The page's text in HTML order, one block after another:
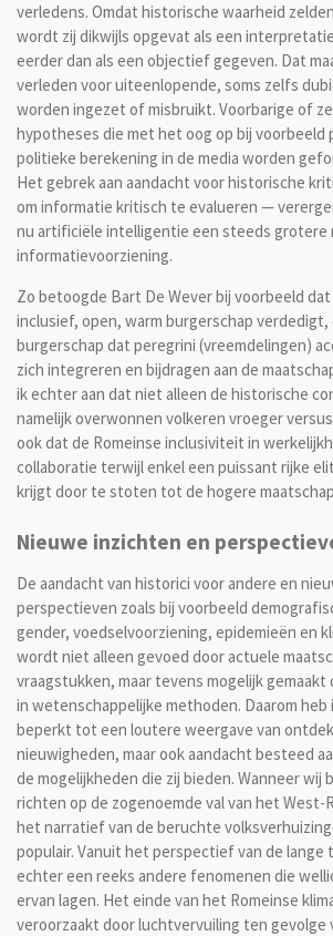
verledens. Omdat historische waarheid
wordt zij dikwijls opgevat als een
eerder dan als een objectief gegeven. Dat
verleden voor uiteenlopende, soms zelfs
worden ingezet of misbruikt. Voorbarige of
hypotheses die met het oog op bij voorbeeld
politieke berekening in de media worden
Het gebrek aan aandacht voor historische
om informatie kritisch te evalueren —
nu artificiële intelligentie een steeds grotere
informatievoorziening.
Zo betoogde Bart De Wever bij voorbeeld
inclusief, open, warm burgerschap
burgerschap dat peregrini (vreemdelingen)
zich integreren en bijdragen aan de
ik echter aan dat niet alleen de historische
namelijk overwonnen volkeren vroeger
ook dat de Romeinse inclusiviteit in
collaboratie terwijl enkel een puissant rijke
krijgt door te stoten tot de hogere
Nieuwe inzichten en
De aandacht van historici voor andere en
perspectieven zoals bij voorbeeld
gender, voedselvoorziening, epidemieën en
wordt niet alleen gevoed door actuele
vraagstukken, maar tevens mogelijk
in wetenschappelijke methoden. Daarom heb
beperkt tot een loutere weergave van
nieuwigheden, maar ook aandacht besteed
de mogelijkheden die zij bieden. Wanneer wij
richten op de zogenoemde val van het West-
het narratief van de beruchte
populair. Vanuit het perspectief van de lange
echter een reeks andere fenomenen die
ervan lagen. Het einde van het Romeinse
veroorzaakt door luchtvervuiling ten gevolge